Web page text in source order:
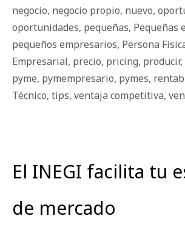
negocio, negocio propio, nuevo,
oportunidades, pequeñas, Pequeñas
pequeños empresarios, Persona
Empresarial, precio, pricing, producir,
pyme, pymempresario, pymes,
Técnico, tips, ventaja competitiva,
El INEGI facilita tu
de mercado